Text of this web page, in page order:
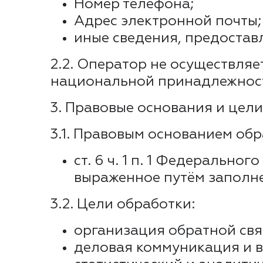
Номер телефона;
Адрес электронной почты;
иные сведения,
2.2. Оператор не
национальной
3. Правовые основания и
3.1. Правовым основанием
ст. 6 ч. 1 п. 1
выраженное путём
3.2. Цели обработки:
организация обратной
деловая коммуникация и